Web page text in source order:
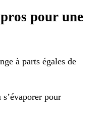
pour une
à parts égales de
pour